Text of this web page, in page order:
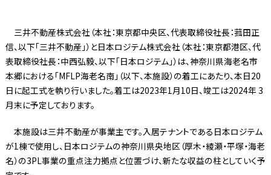
三井不動産株式会社（本社：東京都中央区、代表取締役社長：菰田正
信、以下「三井不動産」）と日本ロジテム株式会社（本社：東京都港区、代
表取締役社長：中西弘毅、以下「日本ロジテム」）は、神奈川県海老名市
本郷における「MFLP海老名南」（以下、本施設）の着工にあたり、本日20
日に起工式を執り行いました。着工は2023年1月10日、竣工は2024年 3
月末に予定しております。
本施設は三井不動産が事業主です。入居テナントである日本ロジテム
が1棟で使用し、日本ロジテムの神奈川県央地区（厚木・綾瀬・平塚・海老
名）の3PL事業の重点注力拠点と位置づけ、新たな収益の柱としていく予